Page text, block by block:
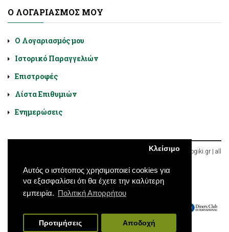
Αυτός ο ιστότοπος χρησιμοποιεί cookies για
να εξασφαλίσει ότι θα έχετε την καλύτερη
εμπειρία. Πολιτική Απορρήτου
Κλείσιμο
Προτιμήσεις Αποδοχή
Ο ΛΟΓΑΡΙΑΣΜΌΣ ΜΟΥ
Ο Λογαριασμός μου
Ιστορικό Παραγγελιών
Επιστροφές
Λίστα Επιθυμιών
Ενημερώσεις
Diatrofologiki.gr © 2026, Χαλκοκονδύλη 9, Αθήνα, Ελλάδα | diatroflogiki.gr | all